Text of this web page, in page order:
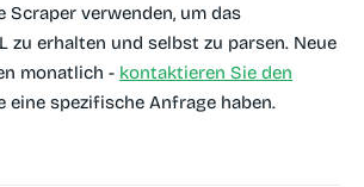
Scraper verwenden, um das
zu erhalten und selbst zu parsen. Neue
monatlich - kontaktieren Sie den
eine spezifische Anfrage haben.